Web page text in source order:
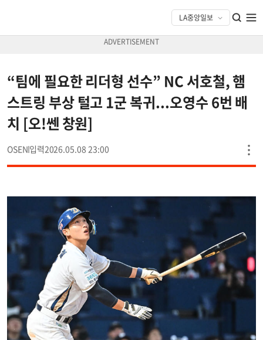
“팀에 필요한 리더형 선수” NC 서호철, 햄
스트링 부상 털고 1군 복귀...오영수 6번 배
치 [오!쎈 창원]
OSEN 2026.05.08 23:00